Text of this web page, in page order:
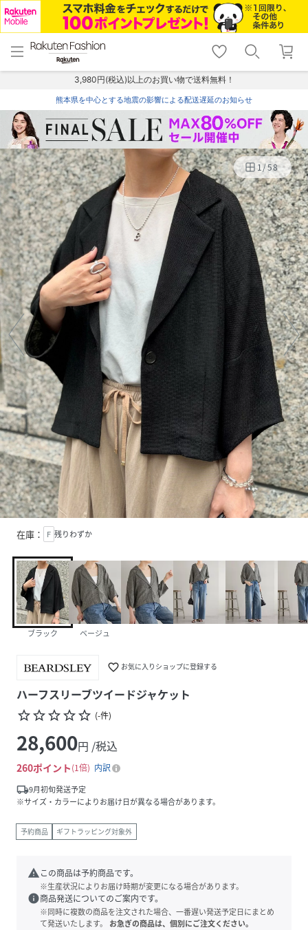
menu home
トップ
shopping_cart lock_outline
ログイン
3,980円(税込)以上のお買い物で送料無料！
熊本県を中心とする地震の影響による配送遅延のお知らせ
1/58
在庫： F 残りわずか
ブラック ベージュ
favorite_border お気に入りショップに登録する
ハーフスリーブツイードジャケット
star_borderstar_borderstar_borderstar_borderstar_border (-件)
28,600円 /税込
260ポイント 1倍
内訳
local_shipping9月初旬発送予定
※サイズ・カラーによりお届け日が異なる場合があります。
予約商品 ギフトラッピング対象外
warning この商品は予約商品です。
※生産状況によりお届け時期が変更になる場合があります。
info商品発送についてのご案内です。
※同時に複数の商品を注文された場合、一番遅い発送予定日にまとめ
て発送いたします。
お急ぎの商品は、個別にご注文ください。